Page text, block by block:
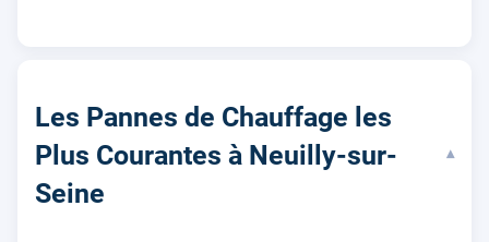
Les Pannes de Chauffage les
Plus Courantes à Neuilly-sur-
Seine
▾